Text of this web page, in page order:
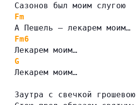
Сазонов был моим слугою
Fm
А Пешель — лекарем моим…
Fm6
Лекарем моим…
G
Лекарем моим…
Заутра с свечкой грошевою